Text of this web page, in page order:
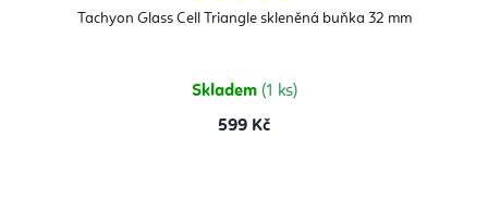
Tachyon Glass Cell Triangle skleněná buňka 32 mm
produktu
je
Skladem (1 ks)
599 Kč